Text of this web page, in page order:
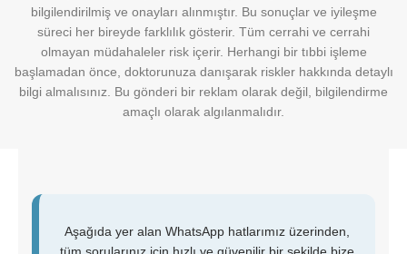
bilgilendirilmiş ve onayları alınmıştır. Bu sonuçlar ve iyileşme
süreci her bireyde farklılık gösterir. Tüm cerrahi ve cerrahi
olmayan müdahaleler risk içerir. Herhangi bir tıbbi işleme
başlamadan önce, doktorunuza danışarak riskler hakkında detaylı
bilgi almalısınız. Bu gönderi bir reklam olarak değil, bilgilendirme
amaçlı olarak algılanmalıdır.
Aşağıda yer alan WhatsApp hatlarımız üzerinden,